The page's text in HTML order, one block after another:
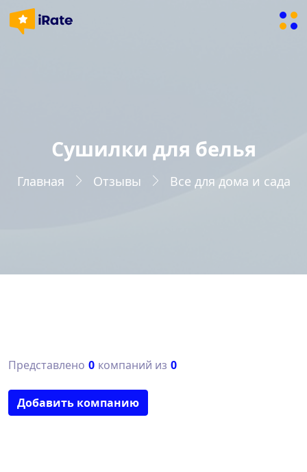
Сушилки для белья
Главная Отзывы Все для дома и сада
Представлено 0 компаний из 0
Добавить компанию